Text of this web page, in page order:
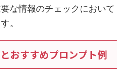
な情報のチェックにおいて
。
おすすめプロンプト例